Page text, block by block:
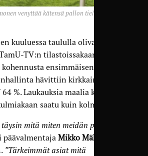
venyttää kätensä pallon tielle.
kuuluessa taululla olivat
TV:n tilastoissakaan ei
ensimmäisen jakson
hävittiin kirkkain
%. Laukauksia maalia kohti oli
saatu kuin kolme.
mitä miten meidän piti
päävalmentajaMikko Mäkelä
”Tärkeimmät asiat mitä